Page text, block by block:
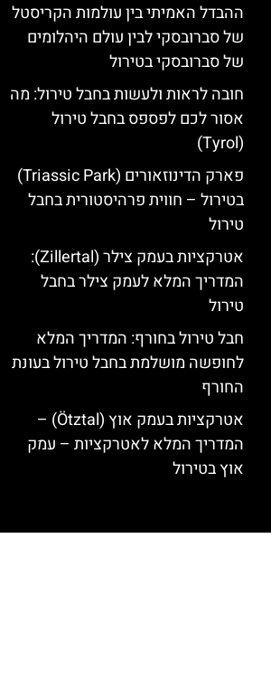
ההבדל האמיתי בין עולמות הקריסטל
של סברובסקי לבין עולם היהלומים
של סברובסקי בטירול
חובה לראות ולעשות בחבל טירול: מה
אסור לכם לפספס בחבל טירול
(Tyrol)
פארק הדינוזאורים (Triassic Park)
בטירול – חווית פרהיסטורית בחבל
טירול
אטרקציות בעמק צילר (Zillertal):
המדריך המלא לעמק צילר בחבל
טירול
חבל טירול בחורף: המדריך המלא
לחופשה מושלמת בחבל טירול בעונת
החורף
אטרקציות בעמק אוץ (Ötztal) –
המדריך המלא לאטרקציות – עמק
אוץ בטירול